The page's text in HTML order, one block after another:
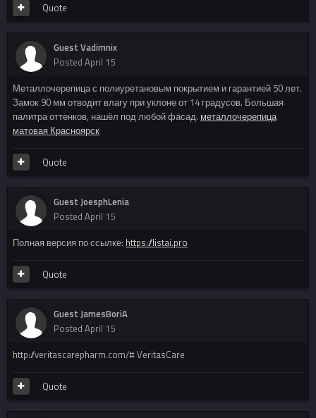
Quote
Guest Vadimnix
Posted April 15
Металлочерепица с полиуретановым покрытием и гарантией 50 лет.
Замок 90 мм отводит влагу при уклоне от 14 градусов. Большая
палитра оттенков, нашёл под любой фасад. металлочерепица
матовая Красноярск
Quote
Guest JoesphLenia
Posted April 15
Полная версия по ссылке: https://listai.pro
Quote
Guest JamesBoriA
Posted April 15
http://veritascarepharm.com/# VeritasCare
Quote